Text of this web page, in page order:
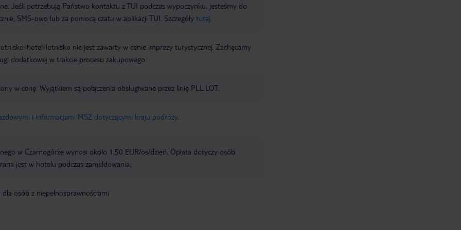
Jeśli potrzebują Państwo kontaktu z TUI podczas wypoczynku, jesteśmy do
SMS-owo lub za pomocą czatu w aplikacji TUI. Szczegóły tutaj
hotel-lotnisko nie jest zawarty w cenie imprezy turystycznej. Zachęcamy
dodatkowej w trakcie procesu zakupowego.
w cenę. Wyjątkiem są połączenia obsługiwane przez linię PLL LOT.
i informacjami MSZ dotyczącymi kraju podróży.
w Czarnogórze wynosi około 1,50 EUR/os/dzień. Opłata dotyczy osób
jest w hotelu podczas zameldowania.
osób z niepełnosprawnościami